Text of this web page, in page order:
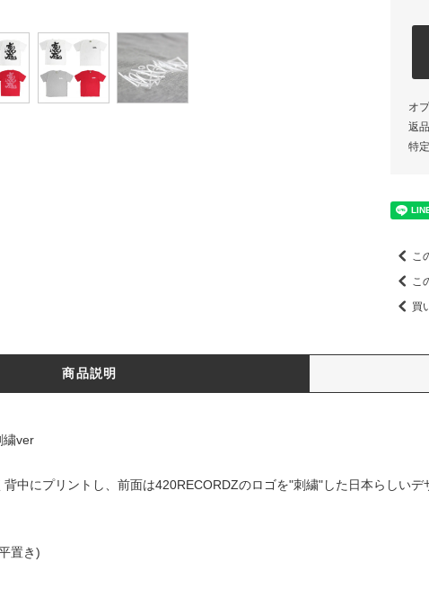
オ
返
特
こ
こ
買
商品説明
ver
中にプリントし、前面は420RECORDZのロゴを"刺繍"した日本らしい
置き)